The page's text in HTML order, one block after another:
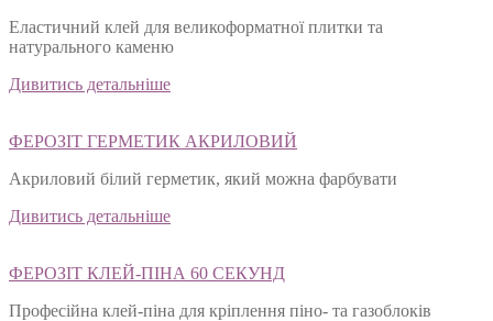
Еластичний клей для великоформатної плитки та
натурального каменю
Дивитись детальніше
ФЕРОЗІТ ГЕРМЕТИК АКРИЛОВИЙ
Акриловий білий герметик, який можна фарбувати
Дивитись детальніше
ФЕРОЗІТ КЛЕЙ-ПІНА 60 СЕКУНД
Професійна клей-піна для кріплення піно- та газоблоків